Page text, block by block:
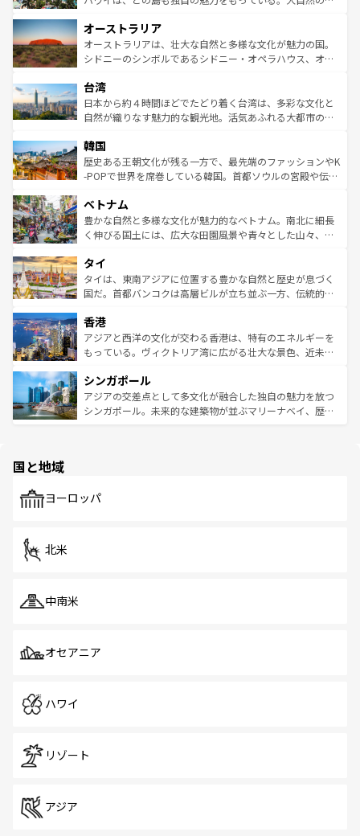
部のニューオーリンズでは、音楽と美食が融合した独特の
文化が魅力。旅行者はアメリカの各地域で異なる魅力を楽
しみながら、その多様性と豊かな歴史を感じることができ
ならではの贅沢な旅のスタイルだ。 なお、新着のアメリカ
情報はコンテンツ一覧を参照してほしい。
ワイ島は見逃せない。また、定番の観光地といえばオアフ
島だが、静かな自然を求めるならマウイ島やカウアイ島が
おすすめ。エメラルドグリーンに輝く海をはじめ、豊かな
れるおもてなしの心で訪れる人々を迎えてくれるハワイの
人々、おいしいローカルフードやハワイアンミュージッ
ク、伝統的なフラダンスなど、すべてがハワイの魅力を彩
ワイを、存分に味わってほしい。 なお、新着のハワイ情報
はコンテンツ一覧を参照してほしい。
オーストラリア
オーストラリアは、壮大な自然と多様な文化が魅力の国。
シドニーのシンボルであるシドニー・オペラハウス、オー
リアリーフや大陸中央部にそびえるウルル（エアーズロッ
ク）、タスマニアの美しい原生林やケアンズの熱帯雨林な
ど、見どころがたくさん。また、カフェやワイン、オージ
いる。アクティビティも充実しており、サーフィンやダイ
ビング、ハイキングなど、アウトドア好きにはたまらな
い。オーストラリアの多彩な魅力を存分に味わいつくそ
参照してほしい。
台湾
日本から約４時間ほどでたどり着く台湾は、多彩な文化と
自然が織りなす魅力的な観光地。活気あふれる大都市の台
ン）、静ひつな山岳地帯である台湾東部など、都市の喧騒
と山間の静けさが共存しており、訪れる人に新しい発見と
驚きをもたらしてくれる。また、奥深い台湾の食文化も魅
容にもいいと評判のスイーツなど、バラエティ豊かな料理
が味わえる。 なお、新着の台湾情報は コンテンツ一覧を参
照してほしい。
韓国
歴史ある王朝文化が残る一方で、最先端のファッションやK
-POPで世界を席巻している韓国。首都ソウルの宮殿や伝統
き、地方に足を延ばせば四季折々の自然美を楽しむことが
できる。そして、キムチや焼肉、絶品のストリートフード
まで、さまざまな韓国料理が待っている。夜には、韓国な
リティに包まれながら、韓国の多彩な魅力を心ゆくまで味
わってみてほしい。 なお、新着の韓国情報はコンテンツ一
覧を参照してほしい。
ベトナム
豊かな自然と多様な文化が魅力的なベトナム。南北に細長
く伸びる国土には、広大な田園風景や青々とした山々、世
急速な発展と共に伝統が息づく。ハノイの古い町並みやホ
ーチミン市のフランス統治時代の建物も、独特の雰囲気を
醸し出している。また、バラエティの豊かさとおいしさで
とつ。フォーやバインミー、ベトナムコーヒーなどは、ぜ
ひ現地で味わいたい。どの地域を訪れてもあたたかい人々
が旅行者を迎えてくれるので、きっと忘れられない旅にな
参照してほしい。
タイ
タイは、東南アジアに位置する豊かな自然と歴史が息づく
国だ。首都バンコクは高層ビルが立ち並ぶ一方、伝統的な
の活気が交差している。北部ではチェンマイなどの山岳地
帯で自然と触れ合い、南部ではプーケットやクラビの美し
いビーチでリゾート気分を楽しむことができる。タイ料理
激する。気候は一年中温暖で、どの季節にも異なる楽しみ
が待っている。親しみやすいタイの人々、仏教を中心とし
た文化、そして多様な観光資源が、訪れる旅人を魅了し続
香港
アジアと西洋の文化が交わる香港は、特有のエネルギーを
もっている。ヴィクトリア湾に広がる壮大な景色、近未来
み、どこを訪れても感動するはず。観光スポットが密集し
ており、効率よく見どころを回れるのも魅力。息をのむよ
うな絶景から文化的な体験まで、香港を存分に楽しみ尽く
シンガポール
アジアの交差点として多文化が融合した独自の魅力を放つ
シンガポール。未来的な建築物が並ぶマリーナベイ、歴史
で、ホーカーズは地元の風情を楽しめる外せないスポット
国と地域
ヨーロッパ
北米
中南米
オセアニア
ハワイ
リゾート
アジア